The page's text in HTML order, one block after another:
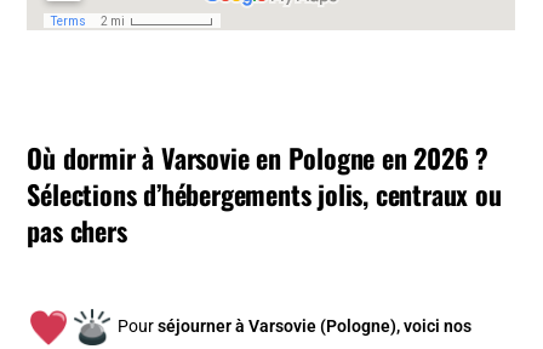
Où dormir à Varsovie en Pologne en 2026 ?
Sélections d’hébergements jolis, centraux ou
pas chers
Pourséjourner à Varsovie (Pologne), voici nos